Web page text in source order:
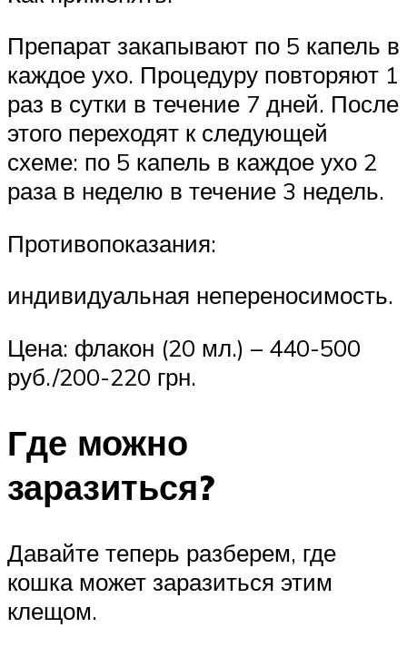
Препарат закапывают по 5 капель в
каждое ухо. Процедуру повторяют 1
раз в сутки в течение 7 дней. После
этого переходят к следующей
схеме: по 5 капель в каждое ухо 2
раза в неделю в течение 3 недель.
Противопоказания:
индивидуальная непереносимость.
Цена: флакон (20 мл.) – 440-500
руб./200-220 грн.
Где можно
заразиться?
Давайте теперь разберем, где
кошка может заразиться этим
клещом.